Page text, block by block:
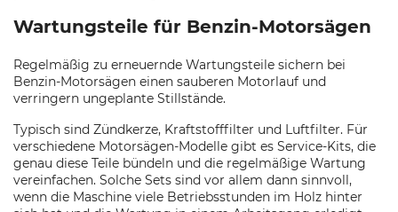
Wartungsteile für Benzin-Motorsägen
Regelmäßig zu erneuernde Wartungsteile sichern bei
Benzin-Motorsägen einen sauberen Motorlauf und
verringern ungeplante Stillstände.
Typisch sind Zündkerze, Kraftstofffilter und Luftfilter. Für
verschiedene Motorsägen-Modelle gibt es Service-Kits, die
genau diese Teile bündeln und die regelmäßige Wartung
vereinfachen. Solche Sets sind vor allem dann sinnvoll,
wenn die Maschine viele Betriebsstunden im Holz hinter